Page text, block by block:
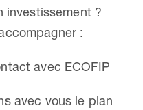
investissement ?
:
avec ECOFIP
avec vous le plan